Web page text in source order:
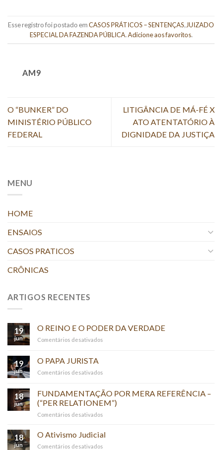
Esse registro foi postado emCASOS PRÁTICOS – SENTENÇAS, JUIZADO
ESPECIAL DA FAZENDA PÚBLICA.Adicione aos favoritos.
AM9
O “BUNKER” DO
MINISTÉRIO PÚBLICO
FEDERAL
LITIGÂNCIA DE MÁ-FÉ X
ATO ATENTATÓRIO À
DIGNIDADE DA JUSTIÇA
MENU
HOME
ENSAIOS
CASOS PRATICOS
CRÔNICAS
ARTIGOS RECENTES
19
jun
O REINO E O PODER DA VERDADE
Comentários desativados
DA
VERDADE
19
jun
O PAPA JURISTA
Comentários desativados
PAPA
JURISTA
18
jun
FUNDAMENTAÇÃO POR MERA REFERÊNCIA –
(“PER RELATIONEM”)
Comentários desativados
POR
18
jun
O Ativismo Judicial
Comentários desativados